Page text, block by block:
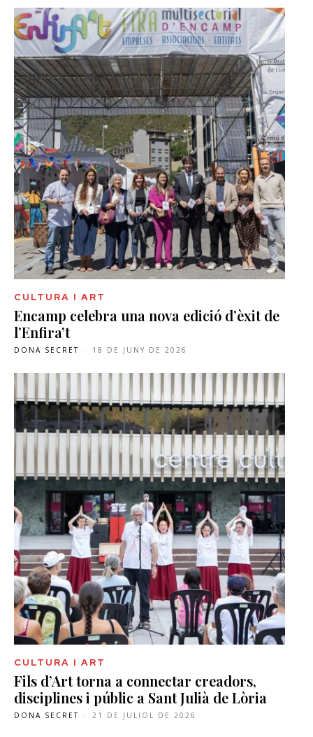
CULTURA I ART
Encamp celebra una nova edició d’èxit de
l’Enfira’t
DONA SECRET - 18 DE JUNY DE 2026
CULTURA I ART
Fils d’Art torna a connectar creadors,
disciplines i públic a Sant Julià de Lòria
DONA SECRET - 21 DE JULIOL DE 2026